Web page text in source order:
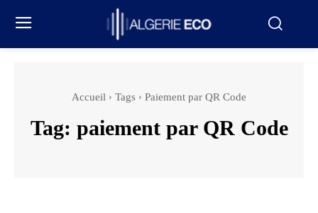
Accueil Tags Paiement par QR Code
Tag: paiement par QR Code